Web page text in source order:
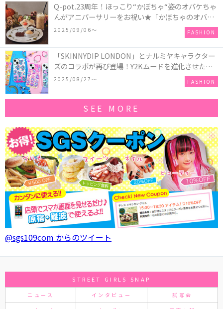
Q-pot.23周年！ほっこり“かぼちゃ“姿のオバケちゃ
んがアニバーサリーをお祝い★「かぼちゃのオバケ
ーキアクセサリー」が新発売！Q-pot CAFE.では
「かぼちゃのオバケーキプレート」も登場
2025/09/06〜 FASHION
「SKINNYDIP LONDON」とナルミヤキャラクター
ズのコラボが再び登場！Y2Kムードを進化させた新
作コレクションを発売♪
2025/08/27〜 FASHION
SEE MORE
@sgs109com からのツイート
STREET GIRLS SNAP
ニュース インタビュー 試写会